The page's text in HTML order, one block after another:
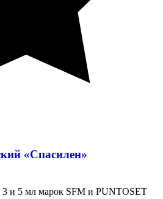
«Спасилен»
и 5 мл марок SFM и PUNTOSET